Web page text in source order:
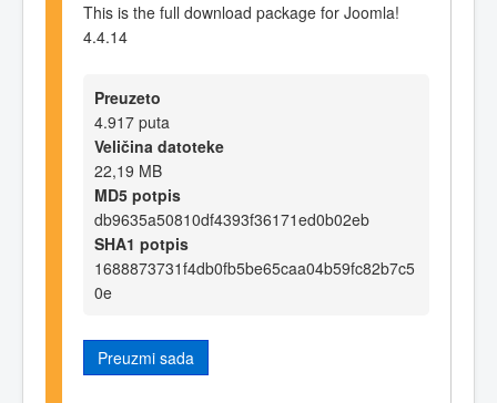
This is the full download package for Joomla!
4.4.14
Preuzeto
4.917 puta
Veličina datoteke
22,19 MB
MD5 potpis
db9635a50810df4393f36171ed0b02eb
SHA1 potpis
1688873731f4db0fb5be65caa04b59fc82b7c5
0e
Preuzmi sada